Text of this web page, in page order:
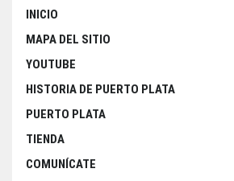
INICIO
MAPA DEL SITIO
YOUTUBE
HISTORIA DE PUERTO PLATA
PUERTO PLATA
TIENDA
COMUNÍCATE